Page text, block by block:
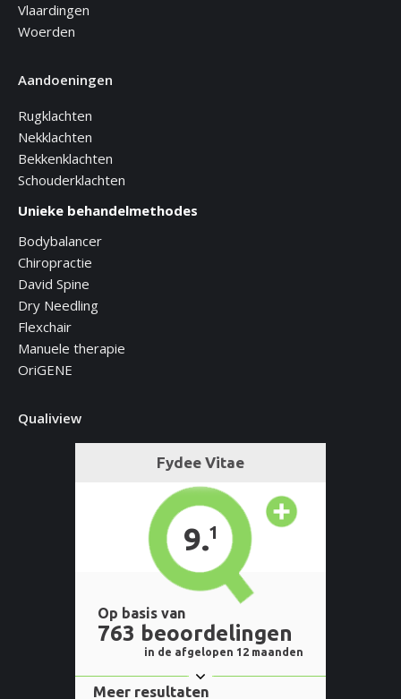
Vlaardingen
Woerden
Aandoeningen
Rugklachten
Nekklachten
Bekkenklachten
Schouderklachten
Unieke behandelmethodes
Bodybalancer
Chiropractie
David Spine
Dry Needling
Flexchair
Manuele therapie
OriGENE
Qualiview